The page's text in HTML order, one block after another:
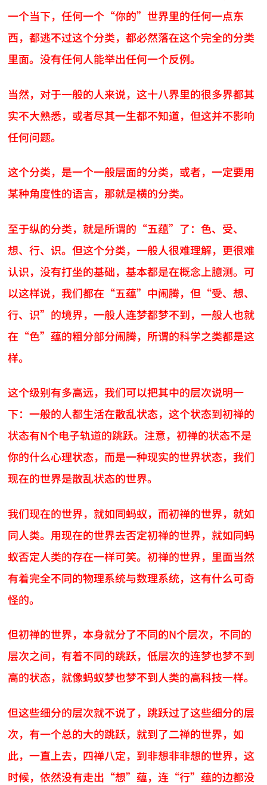
一个当下，任何一个“你的”世界里的任何一点东
西，都逃不过这个分类，都必然落在这个完全的分类
里面。没有任何人能举出任何一个反例。
当然，对于一般的人来说，这十八界里的很多界都其
实不大熟悉，或者尽其一生都不知道，但这并不影响
任何问题。
这个分类，是一个一般层面的分类，或者，一定要用
某种角度性的语言，那就是横的分类。
至于纵的分类，就是所谓的“五蕴”了：色、受、
想、行、识。但这个分类，一般人很难理解，更很难
认识，没有打坐的基础，基本都是在概念上臆测。可
以这样说，我们都在“五蕴”中闹腾，但“受、想、
行、识”的境界，一般人连梦都梦不到，一般人也就
在“色”蕴的粗分部分闹腾，所谓的科学之类都是这
样。
这个级别有多高远，我们可以把其中的层次说明一
下：一般的人都生活在散乱状态，这个状态到初禅的
状态有N个电子轨道的跳跃。注意，初禅的状态不是
你的什么心理状态，而是一种现实的世界状态，我们
现在的世界是散乱状态的世界。
我们现在的世界，就如同蚂蚁，而初禅的世界，就如
同人类。用现在的世界去否定初禅的世界，就如同蚂
蚁否定人类的存在一样可笑。初禅的世界，里面当然
有着完全不同的物理系统与数理系统，这有什么可奇
怪的。
但初禅的世界，本身就分了不同的N个层次，不同的
层次之间，有着不同的跳跃，低层次的连梦也梦不到
高的状态，就像蚂蚁梦也梦不到人类的高科技一样。
但这些细分的层次就不说了，跳跃过了这些细分的层
次，有一个总的大的跳跃，就到了二禅的世界，如
此，一直上去，四禅八定，到非想非非想的世界，这
时候，依然没有走出“想”蕴，连“行”蕴的边都没